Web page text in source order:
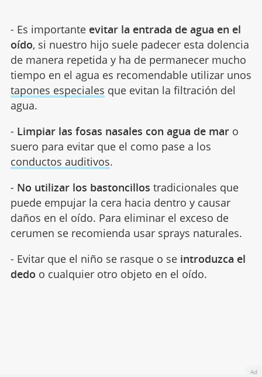
- Es importante evitar la entrada de agua en el
oído, si nuestro hijo suele padecer esta dolencia
de manera repetida y ha de permanecer mucho
tiempo en el agua es recomendable utilizar unos
tapones especiales que evitan la filtración del
agua.
- Limpiar las fosas nasales con agua de maro
suero para evitar que el como pase a los
conductos auditivos.
- No utilizar los bastoncillos tradicionales que
puede empujar la cera hacia dentro y causar
daños en el oído. Para eliminar el exceso de
cerumen se recomienda usar sprays naturales.
- Evitar que el niño se rasque o se introduzca el
dedo o cualquier otro objeto en el oído.
Ad